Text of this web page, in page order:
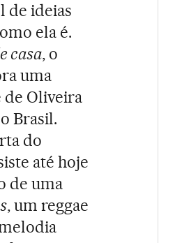
de ideias
ela é.
casa, o
uma
de Oliveira
Brasil.
do
até hoje
de uma
, um reggae